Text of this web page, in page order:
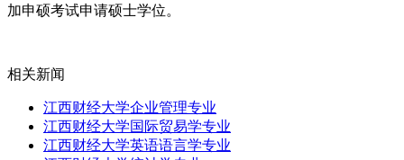
加申硕考试申请硕士学位。
相关新闻
江西财经大学企业管理专业
江西财经大学国际贸易学专业
江西财经大学英语语言学专业